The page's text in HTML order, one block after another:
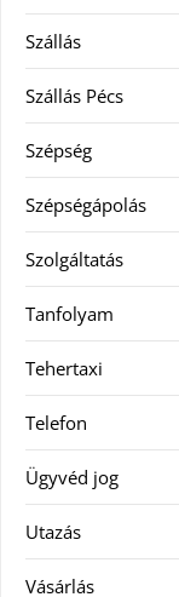
Szállás
Szállás Pécs
Szépség
Szépségápolás
Szolgáltatás
Tanfolyam
Tehertaxi
Telefon
Ügyvéd jog
Utazás
Vásárlás